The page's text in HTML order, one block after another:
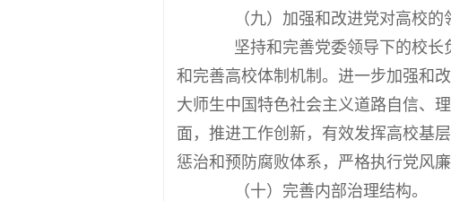
（九）加强和改进党对高校的
坚持和完善党委领导下的校长
和完善高校体制机制。进一步加强和
大师生中国特色社会主义道路自信、
面，推进工作创新，有效发挥高校基
惩治和预防腐败体系，严格执行党风
（十）完善内部治理结构。